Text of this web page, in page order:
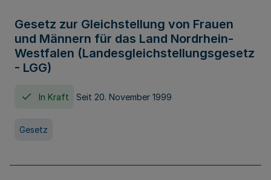
Gesetz zur Gleichstellung von Frauen
und Männern für das Land Nordrhein-
Westfalen (Landesgleichstellungsgesetz
- LGG)
In Kraft Seit 20. November 1999
Gesetz